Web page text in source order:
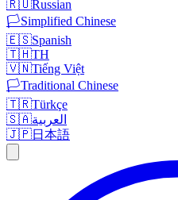
🇷🇺Russian
🏳️Simplified Chinese
🇪🇸Spanish
🇹🇭TH
🇻🇳Tiếng Việt
🏳️Traditional Chinese
🇹🇷Türkçe
🇸🇦العربية
🇯🇵日本語